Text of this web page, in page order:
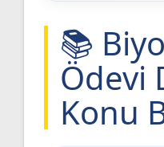
📚
Ödevi
Konu